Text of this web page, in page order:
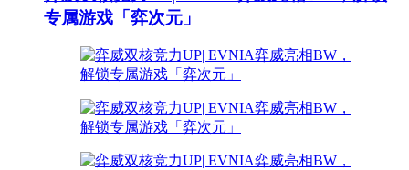
专属游戏「弈次元」